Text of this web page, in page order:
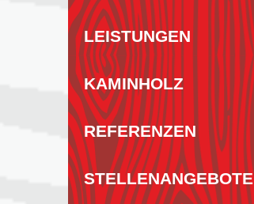
LEISTUNGEN
KAMINHOLZ
REFERENZEN
STELLENANGEBOTE